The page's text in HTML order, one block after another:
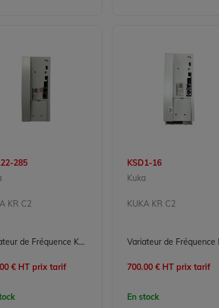
285
KR C2
Variateur de Fréquence KUKA 00-122-285 Reconditionné Certifié RECQ - Cofiem
€ HT prix tarif
KSD1-16
Kuka
KUKA KR C2
700.00 € HT prix tarif
En stock